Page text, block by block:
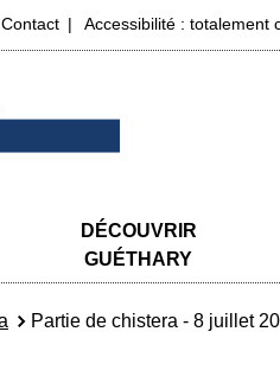
Contact Accessibilité : totalement
DÉCOUVRIR
GUÉTHARY
Partie de chistera - 8 juillet